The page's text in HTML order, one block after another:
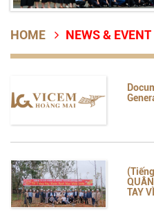
HOME  NEWS & EVENT
TAY